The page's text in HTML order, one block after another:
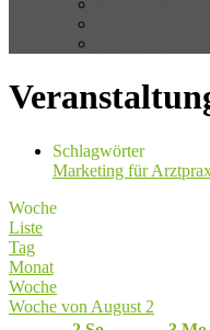
Schlagwörter
Marketing für
Woche
Liste
Tag
Monat
Woche
Woche von August 2